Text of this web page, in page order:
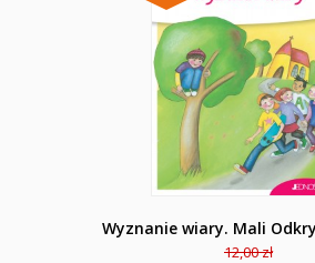
Wyznanie wiary. Mali
12,00 zł